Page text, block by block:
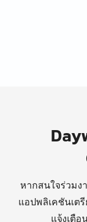
หากสนใจร่วมง
แอปพลิเคชันเต
แจ้งเตื